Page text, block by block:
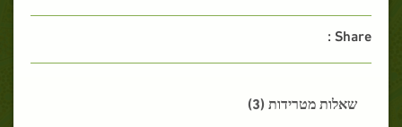
Share :
שאלות מטרידות (3)